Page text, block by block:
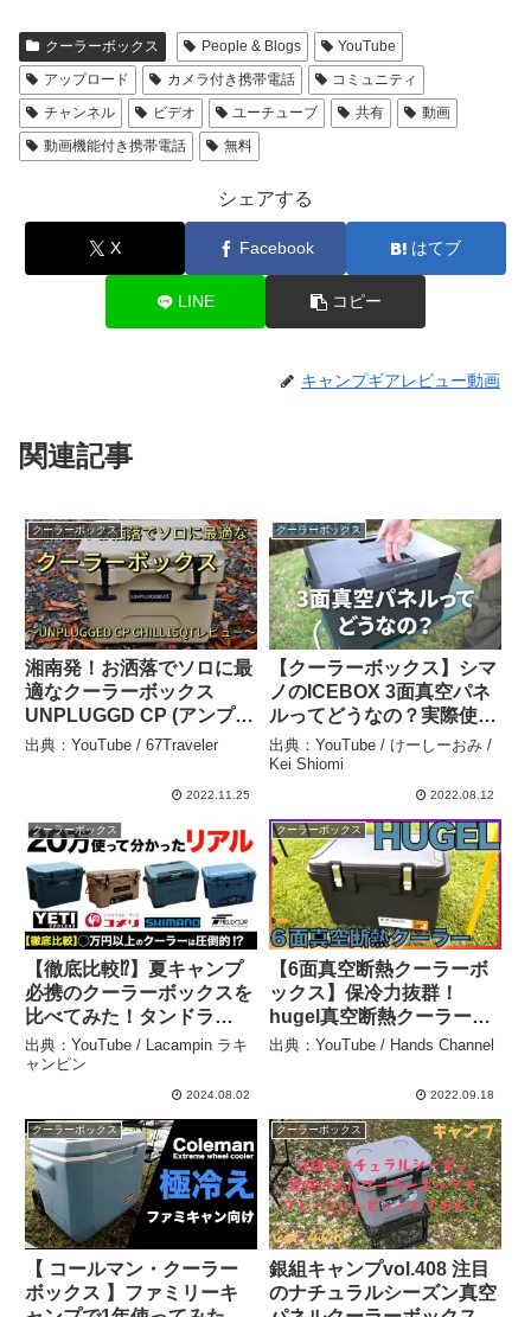
クーラーボックス People & Blogs
YouTube
アップロード
カメラ付き携帯電話
コミュニティ
チャンネル
ビデオ ユーチューブ 共有
動画
動画機能付き携帯電話
無料
シェアする
X Facebook はてブ
LINE コピー
キャンプギアレビュー動画
関連記事
クーラーボックス
湘南発！お洒落でソロに最
適なクーラーボックス
UNPLUGGD CP (アンプラ
グトキャンプ)CHILL 15QT
出典：YouTube / 67Traveler
2022.11.25
クーラーボックス
【クーラーボックス】シマ
ノのICEBOX 3面真空パネ
ルってどうなの？実際使っ
てみた感想【キャンプギ
ア】 – けーしーおみ / Kei
出典：YouTube / けーしーおみ /
Kei Shiomi
2022.08.12
クーラーボックス
【徹底比較⁉️】夏キャンプ
必携のクーラーボックスを
比べてみた！タンドラ
(YETIイエティ)vsコメリvs
ヴァシランド PRO(シマ
ノ)vsノーザンクーラーボ
Lacampin ラキャンピン
出典：YouTube / Lacampin ラキ
ャンピン
2024.08.02
クーラーボックス
【6面真空断熱クーラーボ
ックス】保冷力抜群！
hugel真空断熱クーラーボ
ックス４０L アイリスオー
出典：YouTube / Hands Channel
2022.09.18
クーラーボックス
【 コールマン・クーラー
ボックス 】ファミリーキ
クーラーボックス
銀組キャンプvol.408 注目
のナチュラルシーズン真空